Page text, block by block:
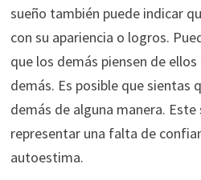
sueño también puede indicar
con su apariencia o logros.
que los demás piensen de
demás. Es posible que sientas
demás de alguna manera.
representar una falta de
autoestima.